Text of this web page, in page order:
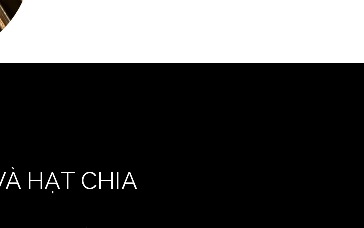
HẠT CHIA